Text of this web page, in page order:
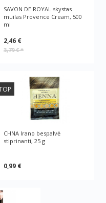
SAVON DE ROYAL skystas
muilas Provence Cream, 500
ml
2,46 €
3,79 €*
CHNA Irano bespalvė
stiprinanti, 25 g
0,99 €